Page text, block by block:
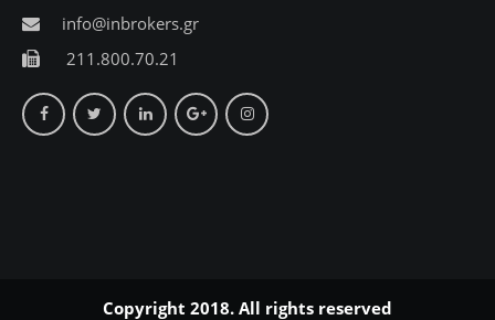
info@inbrokers.gr
211.800.70.21
Copyright 2018. All rights reserved